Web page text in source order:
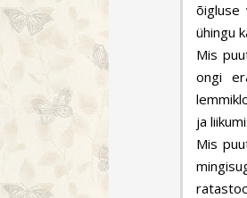
õigluse
ühingu
Mis
ongi
ja
Mis